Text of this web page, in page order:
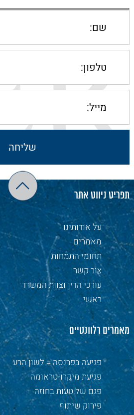
תפריט ניווט אתר
על אודותינו
מאמרים
תחומי התמחות
צור קשר
עורכי הדין וצוות המשרד
ראשי
מאמרים רלוונטיים
פגיעה בפרנסה = לשון הרע
פגיעת מיקרו-טראומה
פגם של טעות בחוזה
פירוק שיתוף